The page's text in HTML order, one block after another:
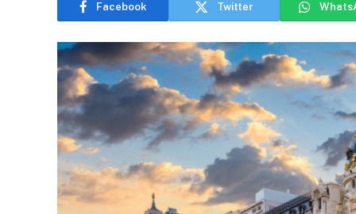
Facebook Twitter